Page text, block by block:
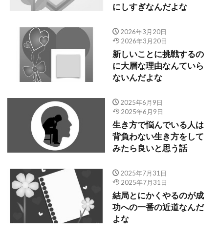
にしすぎなんだよな
2026年3月20日
2026年3月20日
新しいことに挑戦するの
に大層な理由なんていら
ないんだよな
2025年6月9日
2025年6月9日
生き方で悩んでいる人は
背負わない生き方をして
みたら良いと思う話
2025年7月31日
2025年7月31日
結局とにかくやるのが成
功への一番の近道なんだ
よな